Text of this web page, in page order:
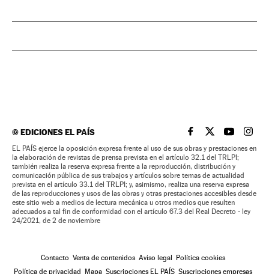
©EDICIONES EL PAÍS EL PAÍS BRASIL EN
EL PAÍSEL PAÍS
EL
EL PAÍS ejerce la oposición expresa frente al uso de sus obras y prestaciones en
la elaboración de revistas de prensa prevista en el artículo 32.1 del TRLPI;
también realiza la reserva expresa frente a la reproducción, distribución y
comunicación pública de sus trabajos y artículos sobre temas de actualidad
prevista en el artículo 33.1 del TRLPI; y, asimismo, realiza una reserva expresa
de las reproducciones y usos de las obras y otras prestaciones accesibles desde
este sitio web a medios de lectura mecánica u otros medios que resulten
adecuados a tal fin de conformidad con el artículo 67.3 del Real Decreto - ley
24/2021, de 2 de noviembre
Contacto Venta de contenidos Aviso legal Política cookies
Política de privacidad Mapa Suscripciones EL PAÍS Suscripciones empresas